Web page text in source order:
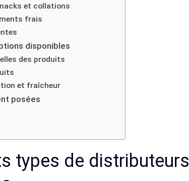
et collations
frais
disponibles
des produits
et fraîcheur
posées
types de distributeurs